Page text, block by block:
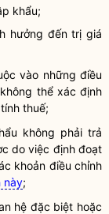
khẩu;
hưởng đến trị giá
vào những điều
thể xác định
thuế;
không phải trả
do việc định đoạt
khoản điều chỉnh
này;
hệ đặc biệt hoặc